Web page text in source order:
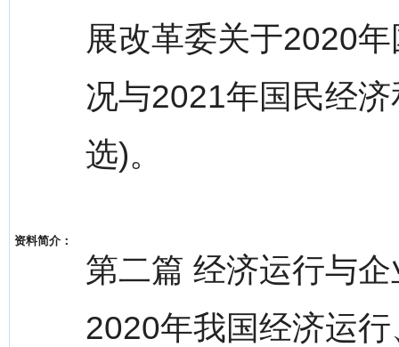
资料简介：
展改革委关于2020
况与2021年国民经
选)。
第二篇 经济运行与
2020年我国经济运